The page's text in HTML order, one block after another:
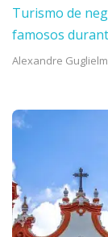
Turismo de
famosos
Alexandre